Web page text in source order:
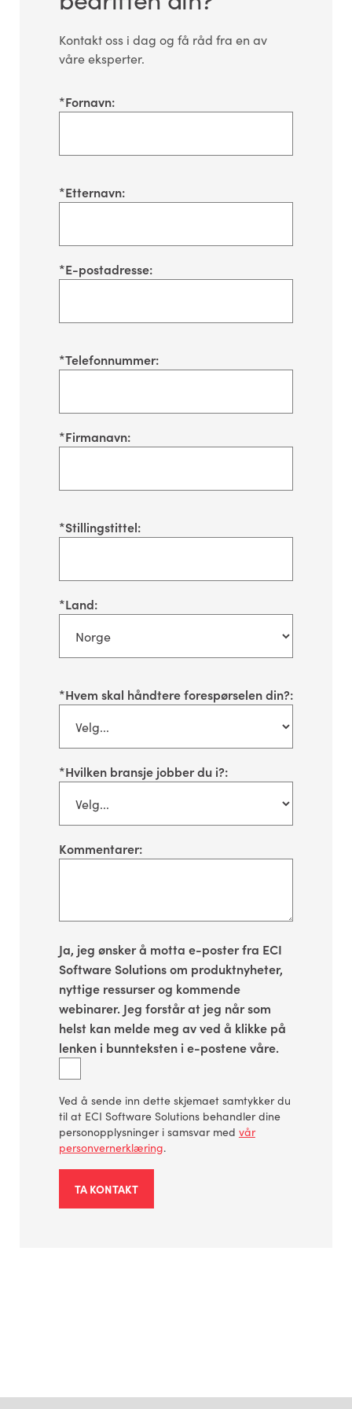
Kontakt oss i dag og få råd fra en av
våre eksperter.
*Fornavn:
*Etternavn:
*E-postadresse:
*Telefonnummer:
*Firmanavn:
*Stillingstittel:
*Land:
*Hvem skal håndtere forespørselen din?:
*Hvilken bransje jobber du i?:
Kommentarer:
Ja, jeg ønsker å motta e-poster fra ECI
Software Solutions om produktnyheter,
nyttige ressurser og kommende
webinarer. Jeg forstår at jeg når som
helst kan melde meg av ved å klikke på
lenken i bunnteksten i e-postene våre.
Ved å sende inn dette skjemaet samtykker du
til at ECI Software Solutions behandler dine
personopplysninger i samsvar med vår
personvernerklæring.
TA KONTAKT